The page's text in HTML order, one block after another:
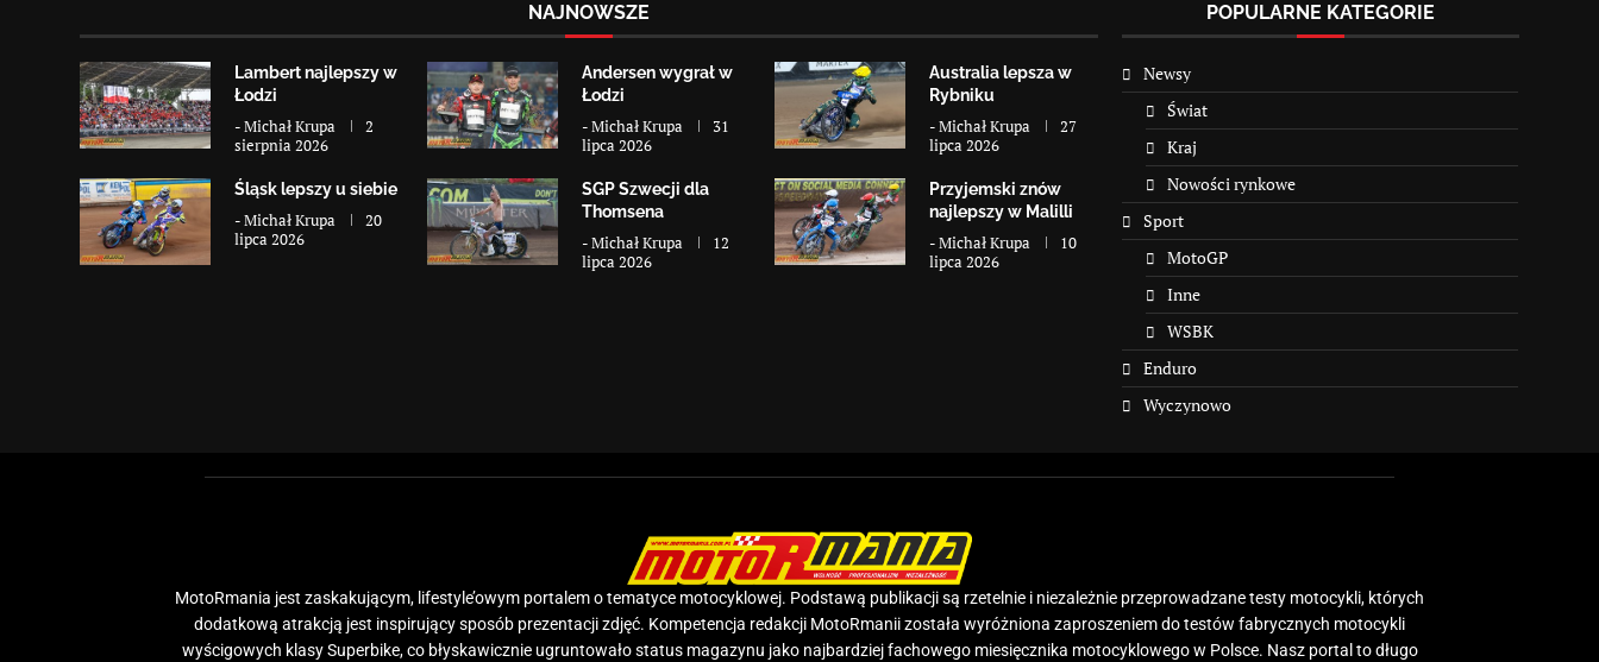
NAJNOWSZE
Lambert najlepszy w
Łodzi
-Michał Krupa
2
sierpnia 2026
Andersen wygrał w
Łodzi
-Michał Krupa
31
lipca 2026
Australia lepsza w
Rybniku
-Michał Krupa
27
lipca 2026
Śląsk lepszy u siebie
-Michał Krupa
20
lipca 2026
SGP Szwecji dla
Thomsena
-Michał Krupa
12
lipca 2026
Przyjemski znów
najlepszy w Malilli
-Michał Krupa
10
lipca 2026
POPULARNE KATEGORIE
Newsy
Świat
Kraj
Nowości rynkowe
Sport
MotoGP
Inne
WSBK
Enduro
Wyczynowo
MotoRmania jest zaskakującym, lifestyle’owym portalem o tematyce motocyklowej. Podstawą publikacji są rzetelnie i niezależnie przeprowadzane testy motocykli, których
dodatkową atrakcją jest inspirujący sposób prezentacji zdjęć. Kompetencja redakcji MotoRmanii została wyróżniona zaproszeniem do testów fabrycznych motocykli
wyścigowych klasy Superbike, co błyskawicznie ugruntowało status magazynu jako najbardziej fachowego miesięcznika motocyklowego w Polsce. Nasz portal to długo